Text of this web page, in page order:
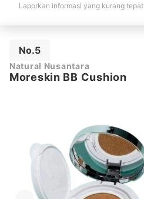
Laporkan informasi yang kurang tepat
No.5
Natural Nusantara
Moreskin BB Cushion